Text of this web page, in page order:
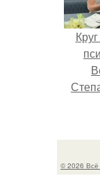
© 2026 Всё